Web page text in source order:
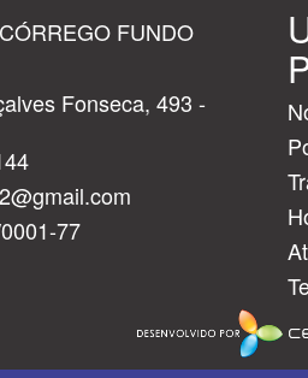
FUNDO
Fonseca, 493 -
77